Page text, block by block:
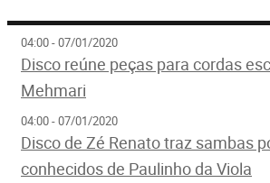
04:00 - 07/01/2020
Disco reúne peças para cordas
Mehmari
04:00 - 07/01/2020
Disco de Zé Renato traz sambas
conhecidos de Paulinho da Viola